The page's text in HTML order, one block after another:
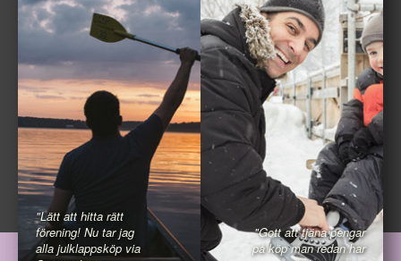
"Lätt att hitta rätt
förening! Nu tar jag
alla julklappsköp via
"Gott att tjäna pengar
på köp man redan har